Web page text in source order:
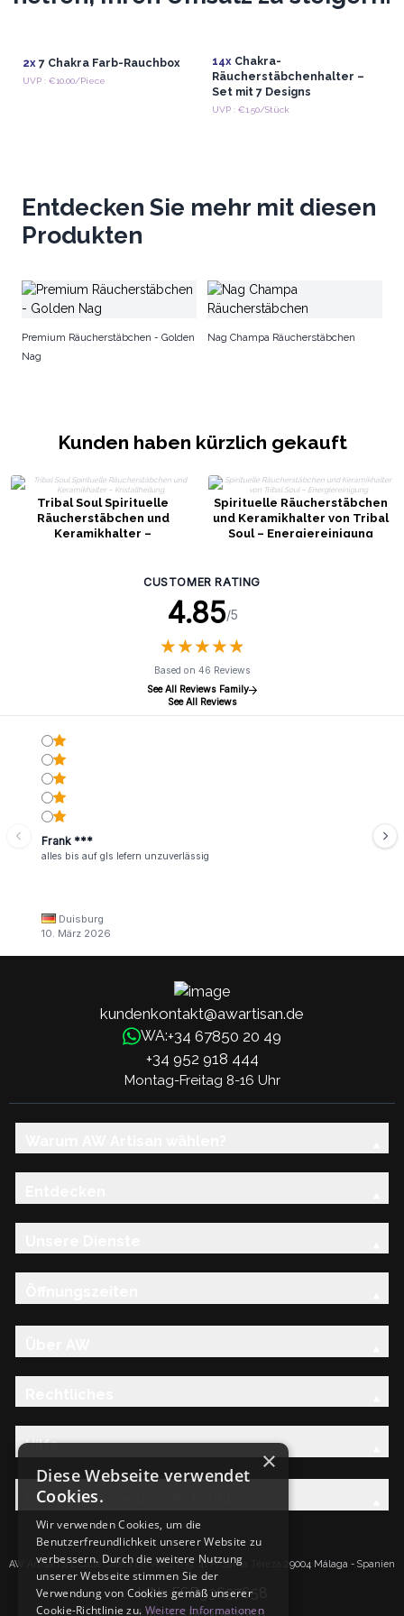
2x7 Chakra Farb-Rauchbox
UVP : €10.00/Piece
14xChakra-
Räucherstäbchenhalter –
Set mit 7 Designs
UVP : €1.50/Stück
Entdecken Sie mehr mit diesen
Produkten
Premium Räucherstäbchen - Golden
Nag
Nag Champa Räucherstäbchen
Kunden haben kürzlich gekauft
Tribal Soul Spirituelle
Räucherstäbchen und
Keramikhalter –
Spirituelle Räucherstäbchen
und Keramikhalter von Tribal
Soul – Energiereinigung
CUSTOMER RATING
4.85/5
★★★★★
★★★★★
Based on 46 Reviews
See All Reviews Family
See All Reviews
Frank ***
alles bis auf gls lefern unzuverlässig
Duisburg
10. März 2026
kundenkontakt@awartisan.de
WA:+34 67850 20 49
+34 952 918 444
Montag-Freitag 8-16 Uhr
Hilfe
Entdecken Sie die AW-Familie
AW Artisan S.L.Calle Caleta de Velez n39, 41 PI Santa Tereza 29004 Málaga - Spanien
IdNr: ESB93657658
×
Diese Webseite verwendet
Cookies.
Wir verwenden Cookies, um die
Benutzerfreundlichkeit unserer Website zu
verbessern. Durch die weitere Nutzung
unserer Webseite stimmen Sie der
Verwendung von Cookies gemäß unserer
Cookie-Richtlinie zu. Weitere Informationen